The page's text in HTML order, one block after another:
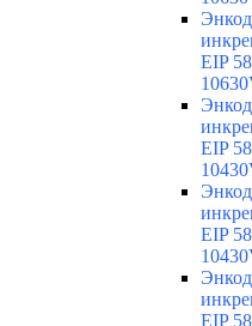
EIP
EIP
EIP
EIP